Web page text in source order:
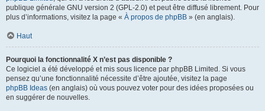
publique générale GNU version 2 (GPL-2.0) et peut être diffusé librement. Pour
plus d’informations, visitez la page « À propos de phpBB » (en anglais).
Haut
Pourquoi la fonctionnalité X n’est pas disponible ?
Ce logiciel a été développé et mis sous licence par phpBB Limited. Si vous
pensez qu’une fonctionnalité nécessite d’être ajoutée, visitez la page
phpBB Ideas (en anglais) où vous pouvez voter pour des idées proposées ou
en suggérer de nouvelles.